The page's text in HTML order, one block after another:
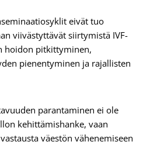
eivät tuo
viivästyttävät siirtymistä IVF-
hoidon pitkittyminen,
pienentyminen ja rajallisten
parantaminen ei ole
kehittämishanke, vaan
väestön vähenemiseen